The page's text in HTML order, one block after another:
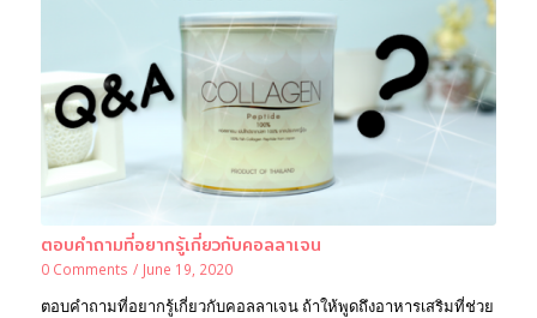
ตอบคำถามที่อยากรู้เกี่ยวกับคอลลาเจน
0 Comments / June 19, 2020
ตอบคำถามที่อยากรู้เกี่ยวกับคอลลาเจน ถ้าให้พูดถึงอาหารเสริมที่ช่วย